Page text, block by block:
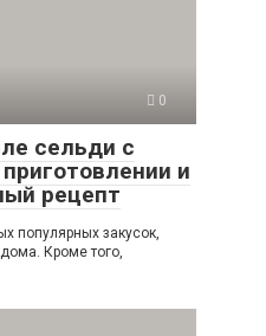
0
сельди с
и
рецепт
популярных закусок,
Кроме того,